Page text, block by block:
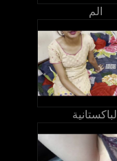
الم
الباكستانية